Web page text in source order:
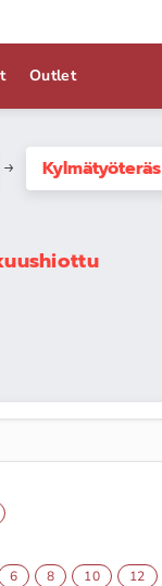
Outlet
Kylmätyöteräs
6 8 10 12